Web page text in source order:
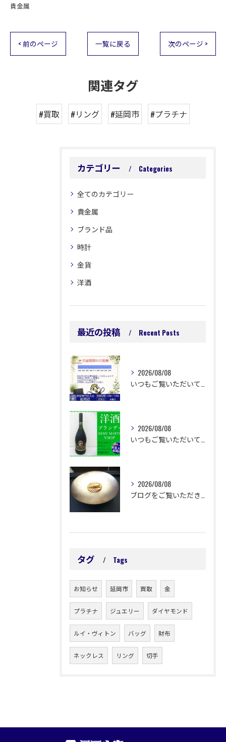
貴金属
< 前のページ 一覧に戻る 次のページ >
関連タグ
#買取 #リング #延岡市 #プラチナ
カテゴリー Categories
全てのカテゴリー
貴金属
ブランド品
時計
金貨
洋酒
最近の投稿 Recent Posts
2026/08/08
2026/08/08
2026/08/08
タグ Tags
お知らせ 延岡市 買取 金
プラチナ ジュエリー ダイヤモンド
ルイ・ヴィトン バッグ 財布
ネックレス リング 切手